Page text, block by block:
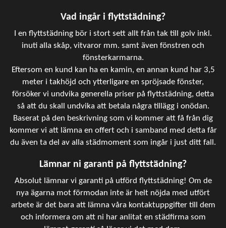
Vad ingår i flyttstädning?
I en flyttstädning bör i stort sett allt från tak till golv inkl.
inuti alla skåp, vitvaror mm. samt även fönstren och
fönsterkarmarna.
Eftersom en kund kan ha en kamin, en annan kund har 3,5
meter i takhöjd och ytterligare en spröjsade fönster,
försöker vi undvika generella priser på flyttstädning, detta
så att du skall undvika att betala några tillägg i onödan.
Baserat på den beskrivning som vi kommer att få från dig
kommer vi att lämna en offert och i samband med detta får
du även ta del av alla städmoment som ingår i just ditt fall.
Lämnar ni garanti på flyttstädning?
Absolut lämnar vi garanti på utförd flyttstädning! Om de
nya ägarna mot förmodan inte är helt nöjda med utfört
arbete är det bara att lämna våra kontaktuppgifter till dem
och informera om att ni har anlitat en städfirma som